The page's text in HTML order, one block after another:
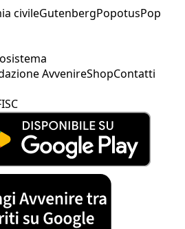
civileGutenbergPopotusPop
AvvenireShopContatti